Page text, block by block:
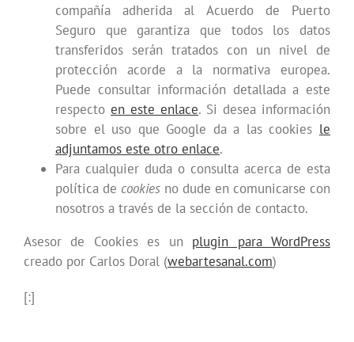
compañía adherida al Acuerdo de Puerto
Seguro que garantiza que todos los datos
transferidos serán tratados con un nivel de
protección acorde a la normativa europea.
Puede consultar información detallada a este
respecto en este enlace. Si desea información
sobre el uso que Google da a las cookies le
adjuntamos este otro enlace.
Para cualquier duda o consulta acerca de esta
política de cookies no dude en comunicarse con
nosotros a través de la sección de contacto.
Asesor de Cookies es un plugin para WordPress
creado por Carlos Doral (webartesanal.com)
[:]